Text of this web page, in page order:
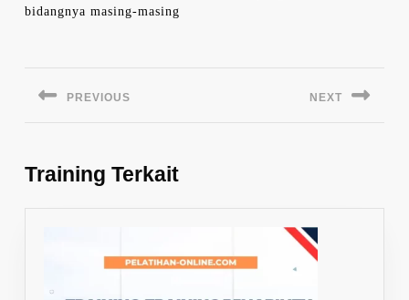
bidangnya masing-masing
PREVIOUS NEXT
Training Terkait